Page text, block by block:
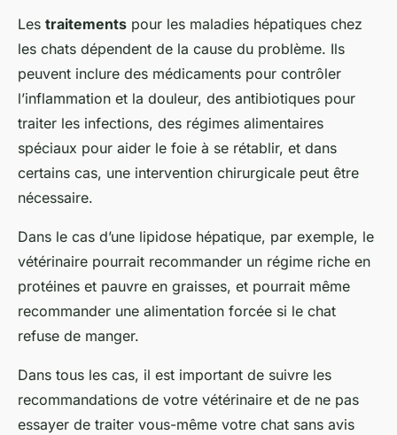
Les traitements pour les maladies hépatiques chez
les chats dépendent de la cause du problème. Ils
peuvent inclure des médicaments pour contrôler
l’inflammation et la douleur, des antibiotiques pour
traiter les infections, des régimes alimentaires
spéciaux pour aider le foie à se rétablir, et dans
certains cas, une intervention chirurgicale peut être
nécessaire.
Dans le cas d’une lipidose hépatique, par exemple, le
vétérinaire pourrait recommander un régime riche en
protéines et pauvre en graisses, et pourrait même
recommander une alimentation forcée si le chat
refuse de manger.
Dans tous les cas, il est important de suivre les
recommandations de votre vétérinaire et de ne pas
essayer de traiter vous-même votre chat sans avis